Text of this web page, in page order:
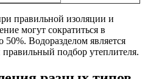
правильной изоляции и
могут сократиться в
50%. Водоразделом является
подбор утеплителя.